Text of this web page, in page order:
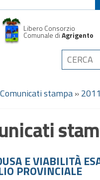
Libero Consorzio
Comunale diAgrigento
Comunicati stampa»2011
E VIABILITÀ
PROVINCIALE